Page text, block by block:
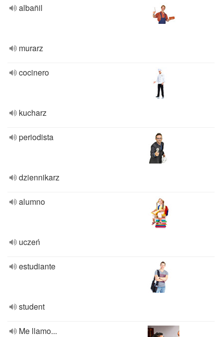
albañil
murarz
cocinero
kucharz
periodista
dziennikarz
alumno
uczeń
estudiante
student
Me llamo...